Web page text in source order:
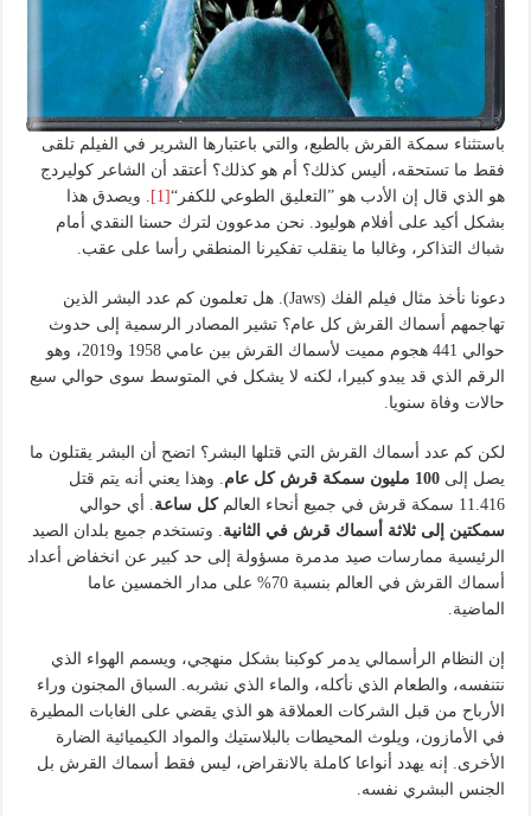
باستثناء سمكة القرش بالطبع، والتي باعتبارها الشرير في الفيلم تلقى
فقط ما تستحقه، أليس كذلك؟ أم هو كذلك؟ أعتقد أن الشاعر كوليردج
هو الذي قال إن الأدب هو ”التعليق الطوعي للكفر“[1]
. ويصدق هذا
بشكل أكيد على أفلام هوليود. نحن مدعوون لترك حسنا النقدي أمام
شباك التذاكر، وغالبا ما ينقلب تفكيرنا المنطقي رأسا على عقب.
دعونا نأخذ مثال فيلم الفك (Jaws). هل تعلمون كم عدد البشر الذين
تهاجمهم أسماك القرش كل عام؟ تشير المصادر الرسمية إلى حدوث
حوالي 441 هجوم مميت لأسماك القرش بين عامي 1958 و2019، وهو
الرقم الذي قد يبدو كبيرا، لكنه لا يشكل في المتوسط سوى حوالي سبع
حالات وفاة سنويا.
لكن كم عدد أسماك القرش التي قتلها البشر؟ اتضح أن البشر يقتلون ما
يصل إلى100 مليون سمكة قرش كل عام
. وهذا يعني أنه يتم قتل
11.416 سمكة قرش في جميع أنحاء العالم
كل ساعة. أي حوالي
سمكتين إلى ثلاثة أسماك قرش في الثانية. وتستخدم جميع بلدان الصيد
الرئيسية ممارسات صيد مدمرة مسؤولة إلى حد كبير عن انخفاض أعداد
أسماك القرش في العالم بنسبة 70% على مدار الخمسين عاما
الماضية.
إن النظام الرأسمالي يدمر كوكبنا بشكل منهجي، ويسمم الهواء الذي
نتنفسه، والطعام الذي نأكله، والماء الذي نشربه. السباق المجنون وراء
الأرباح من قبل الشركات العملاقة هو الذي يقضي على الغابات المطيرة
في الأمازون، ويلوث المحيطات بالبلاستيك والمواد الكيميائية الضارة
الأخرى. إنه يهدد أنواعا كاملة بالانقراض، ليس فقط أسماك القرش بل
الجنس البشري نفسه.